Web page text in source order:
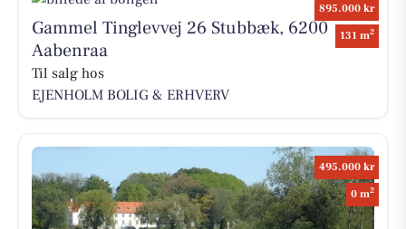
895.000 kr
131 m2
Gammel Tinglevvej 26 Stubbæk, 6200
Aabenraa
Til salg hos
EJENHOLM BOLIG & ERHVERV
495.000 kr
0 m2